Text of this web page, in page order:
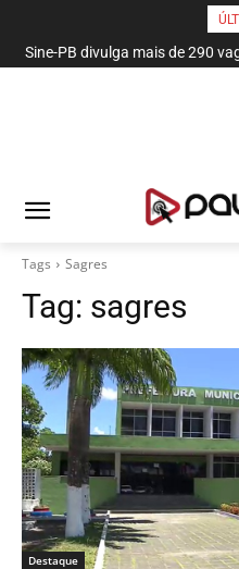
Sine-PB divulga mais de 290
Tags Sagres
Tag: sagres
Destaque